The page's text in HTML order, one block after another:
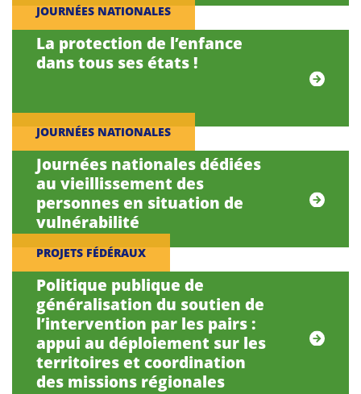
JOURNÉES NATIONALES
La protection de l’enfance
dans tous ses états !
JOURNÉES NATIONALES
Journées nationales dédiées
au vieillissement des
personnes en situation de
vulnérabilité
PROJETS FÉDÉRAUX
Politique publique de
généralisation du soutien de
l’intervention par les pairs :
appui au déploiement sur les
territoires et coordination
des missions régionales